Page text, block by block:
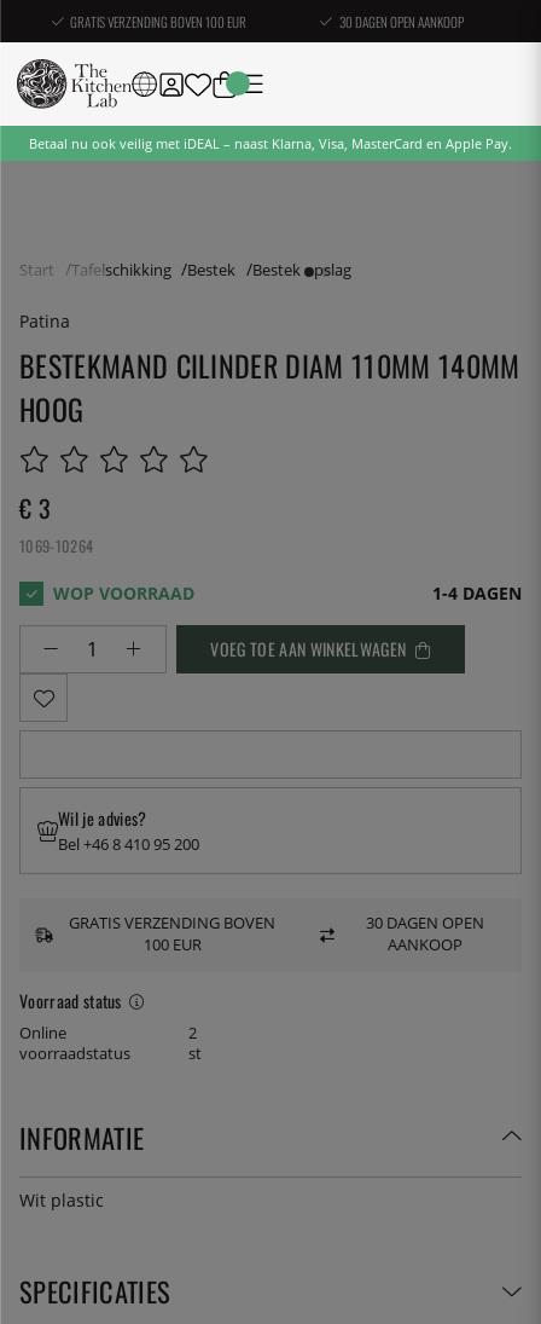
GRATIS VERZENDING BOVEN 100 EUR 30 DAGEN OPEN AANKOOP
Betaal nu ook veilig met iDEAL – naast Klarna, Visa, MasterCard en Apple Pay.
Start Tafelschikking Bestek Bestek opslag
Patina
BESTEKMAND CILINDER DIAM 110MM 140MM
HOOG
€ 3
1069-10264
1-4 DAGEN
VOEG TOE AAN WINKELWAGEN
Voorraad status
Online
voorraadstatus
2
st
Wil je advies?
Bel +46 8 410 95 200
GRATIS VERZENDING BOVEN
100 EUR
30 DAGEN OPEN
AANKOOP
INFORMATIE
Wit plastic
SPECIFICATIES